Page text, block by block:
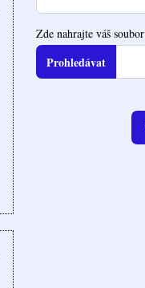
Zde nahrajte váš soubor